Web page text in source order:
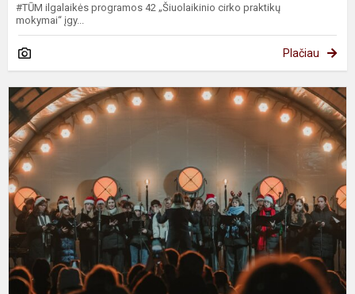
#TŪM ilgalaikės programos 42 „Šiuolaikinio cirko praktikų
mokymai“ įgy...
Plačiau